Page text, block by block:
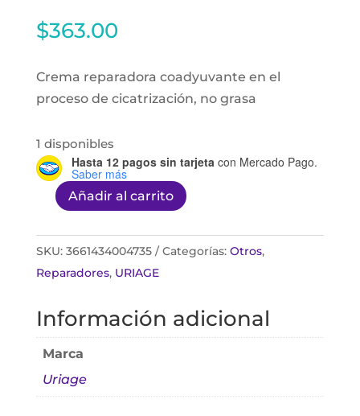
$363.00
Crema reparadora coadyuvante en el
proceso de cicatrización, no grasa
1 disponibles
Hasta 12 pagos sin tarjetacon Mercado Pago.
Saber más
Uriage
Cica
Crema
cantidad
Añadir al carrito
SKU: 3661434004735 Categorías: Otros,
Reparadores, URIAGE
Información adicional
Marca
Uriage